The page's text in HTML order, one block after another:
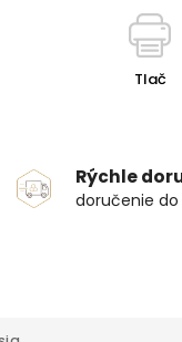
Tlač
Rýchle
doručenie